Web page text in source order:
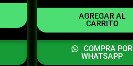
AGREGAR AL
CARRITO
COMPRA POR
WHATSAPP